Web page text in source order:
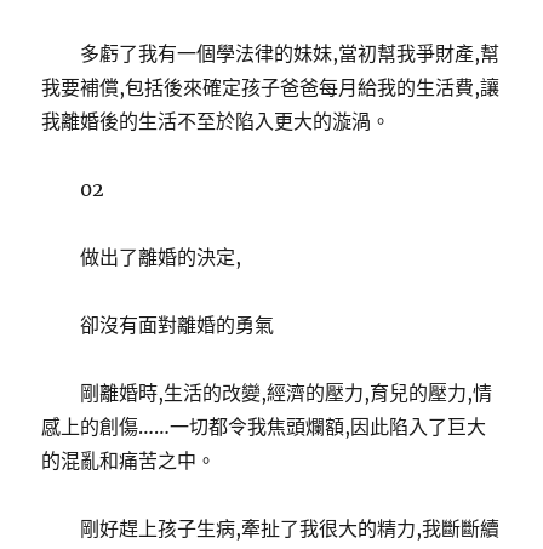
多虧了我有一個學法律的妹妹,當初幫我爭財產,幫
我要補償,包括後來確定孩子爸爸每月給我的生活費,讓
我離婚後的生活不至於陷入更大的漩渦。
02
做出了離婚的決定,
卻沒有面對離婚的勇氣
剛離婚時,生活的改變,經濟的壓力,育兒的壓力,情
感上的創傷……一切都令我焦頭爛額,因此陷入了巨大
的混亂和痛苦之中。
剛好趕上孩子生病,牽扯了我很大的精力,我斷斷續